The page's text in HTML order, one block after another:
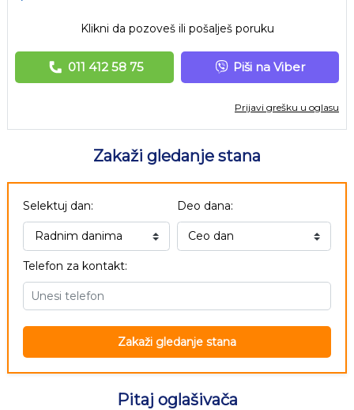
Klikni da pozoveš ili pošalješ poruku
011 412 58 75 Piši na Viber
Prijavi grešku u oglasu
Zakaži gledanje stana
Selektuj dan: Deo dana:
Telefon za kontakt:
Zakaži gledanje stana
Pitaj oglašivača